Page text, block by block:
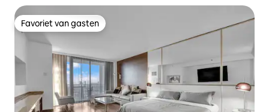
Favoriet van gasten
Favoriet van gasten